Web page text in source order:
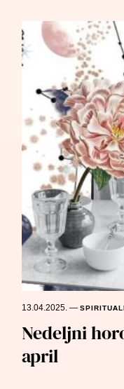
13.04.2025.—
Nedeljni
april